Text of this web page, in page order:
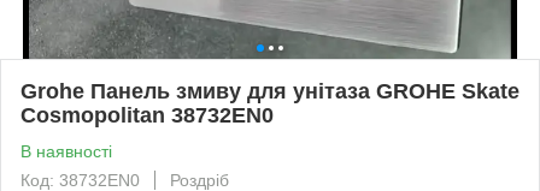
Grohe Панель змиву для унітаза GROHE Skate
Cosmopolitan 38732EN0
В наявності
Код: 38732EN0
Роздріб